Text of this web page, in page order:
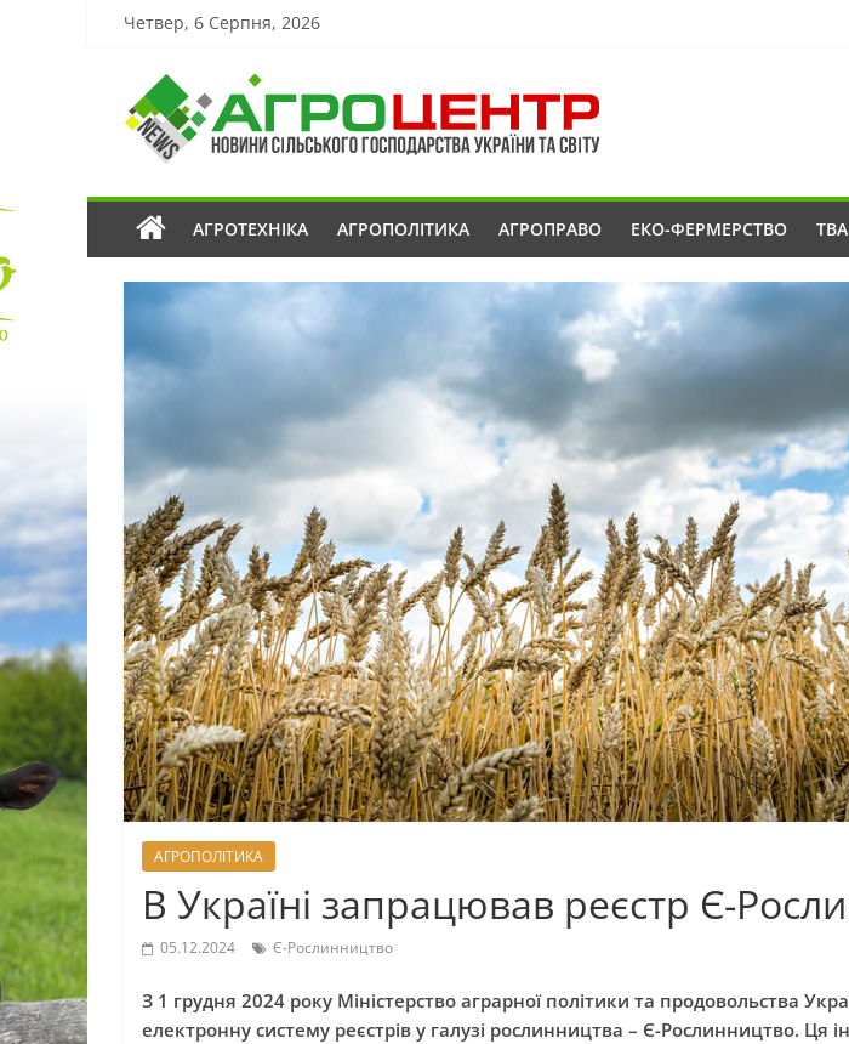
Четвер, 6 Серпня, 2026
АГРОТЕХНІКА АГРОПОЛІТИКА АГРОПРАВО ЕКО-ФЕРМЕРСТВО
АГРОПОЛІТИКА
В Україні запрацював реєстр Є-
05.12.2024 Є-Рослинництво
З 1 грудня 2024 року Міністерство аграрної політики та продовольства
електронну систему реєстрів у галузі рослинництва – Є-Рослинництво. Ця